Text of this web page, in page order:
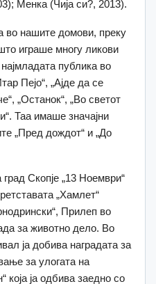
Менка (Чија си?, 2013).
во нашите домови, преку
играше многу ликови
публика во
Пејо“, „Ајде да се
„Останок“, „Во светот
Таа имаше значајни
„Пред дождот“ и „До
Скопје „13 Ноември“
„Хамлет“
Прилеп во
за животно дело. Во
ја добива наградата за
за улогата на
која ја одбива заедно со